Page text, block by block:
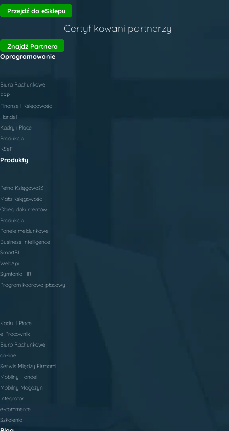
Przejdź do eSklepu
Certyfikowani partnerzy
Znajdź Partnera
Oprogramowanie
Biura Rachunkowe
ERP
Finanse i Księgowość
Handel
Kadry i Płace
Produkcja
KSeF
Produkty
Pełna Księgowość
Mała Księgowość
Obieg dokumentów
Produkcja
Panele meldunkowe
Business Intelligence
SmartBI
WebApi
Symfonia HR
Program kadrowo-płacowy
Kadry i Płace
e-Pracownik
Biuro Rachunkowe
on-line
Serwis Między Firmami
Mobilny Handel
Mobilny Magazyn
Integrator
e-commerce
Szkolenia